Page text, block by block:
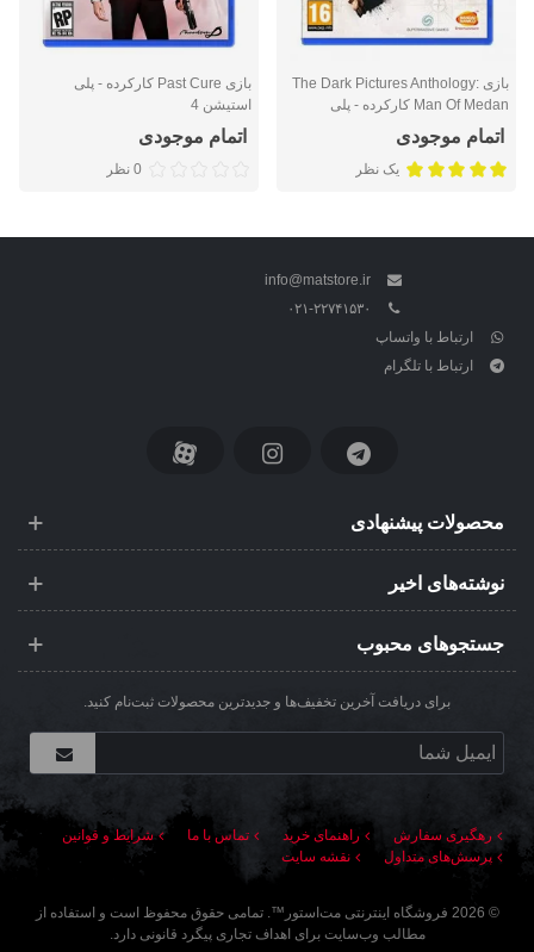
بازی The Dark Pictures Anthology:
Man Of Medan کارکرده - پلی
استیشن ۴
اتمام موجودی
یک نظر
بازی Past Cure کارکرده - پلی
استیشن 4
اتمام موجودی
0 نظر
info@matstore.ir
۰۲۱-۲۲۷۴۱۵۳۰
ارتباط با واتساپ
ارتباط با تلگرام
محصولات پیشنهادی
نوشته‌های اخیر
جستجوهای محبوب
برای دریافت آخرین تخفیف‌ها و جدیدترین محصولات ثبت‌نام کنید.
رهگیری سفارش راهنمای خرید تماس با ما
شرایط و قوانین
پرسش‌های متداول
نقشه سایت
©
2026 فروشگاه اینترنتی مت‌استور ™. تمامی حقوق محفوظ است و استفاده از
مطالب وب‌سایت برای اهداف تجاری پیگرد قانونی دارد.